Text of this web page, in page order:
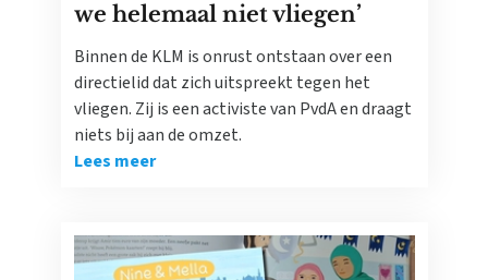
we helemaal niet vliegen’
Binnen de KLM is onrust ontstaan over een
directielid dat zich uitspreekt tegen het
vliegen. Zij is een activiste van PvdA en draagt
niets bij aan de omzet.
Lees meer